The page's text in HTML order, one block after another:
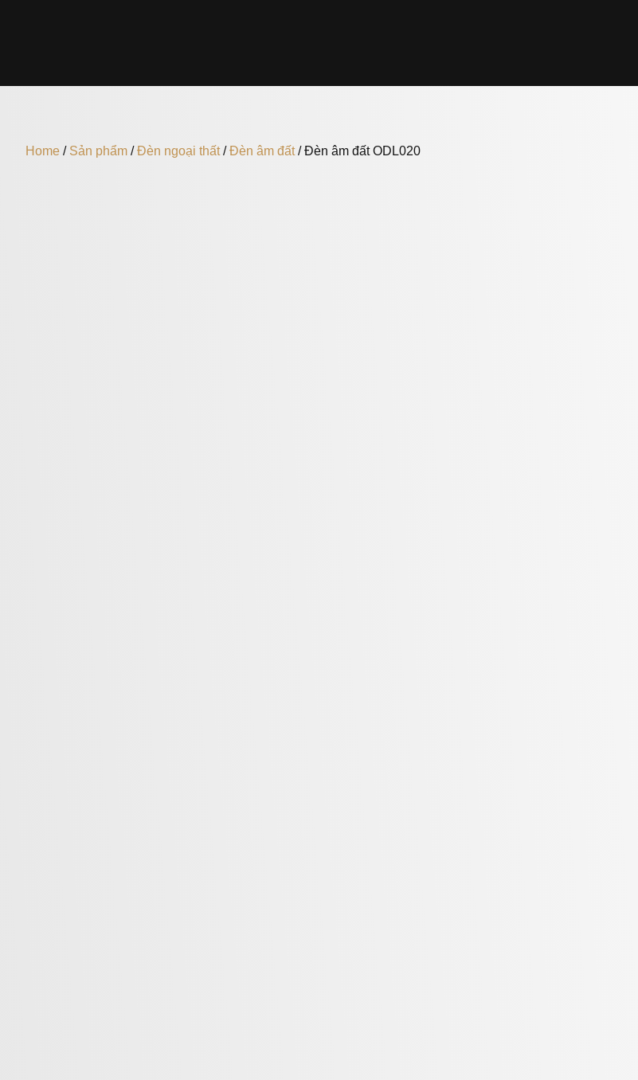
Home / Sản phẩm /Đèn ngoại thất/Đèn âm đất/ Đèn âm đất ODL020